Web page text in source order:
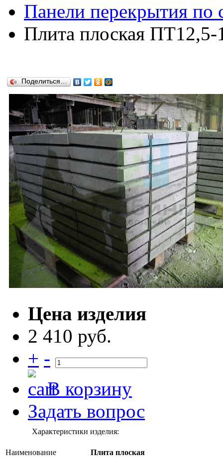
Панели перекрытия по
Плита плоская
Поделиться…
Цена изделия
2 410 руб.
+ -
В корзину
Задать вопрос
Характеристики изделия:
Наименование Плита плоская